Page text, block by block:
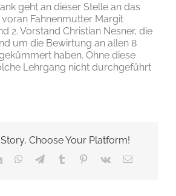
geht an dieser Stelle an das
Fahnenmutter Margit
2. Vorstand Christian Nesner, die
um die Bewirtung an allen 8
haben. Ohne diese
Lehrgang nicht durchgeführt
Choose Your Platform!
LinkedInWhatsApp
TelegramTumblr Pinterest
Vk
E-